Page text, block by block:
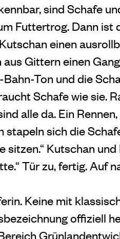
sind Schafe
Futtertrog. Dann ist
einen
Gittern einen
Ton und die
Schafe wie sie.
alle da. Ein
stapeln sich die
sitzen.“ Kutschan
Tür zu, fertig. Auf
Keine mit
offiziell